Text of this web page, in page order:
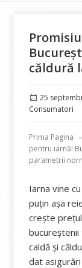
căldură
Publicat
pe
25
Consumatori
Prima Pagina
pentru iarnă!
parametrii
Iarna vine
puțin așa
crește
caldă şi
dat asigurări